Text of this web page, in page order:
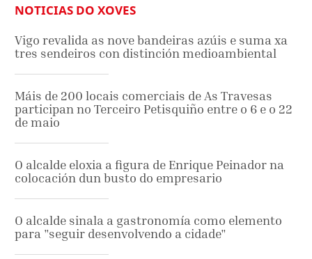
NOTICIAS DO XOVES
Vigo revalida as nove bandeiras azúis e suma xa
tres sendeiros con distinción medioambiental
Máis de 200 locais comerciais de As Travesas
participan no Terceiro Petisquiño entre o 6 e o 22
de maio
O alcalde eloxia a figura de Enrique Peinador na
colocación dun busto do empresario
O alcalde sinala a gastronomía como elemento
para "seguir desenvolvendo a cidade"